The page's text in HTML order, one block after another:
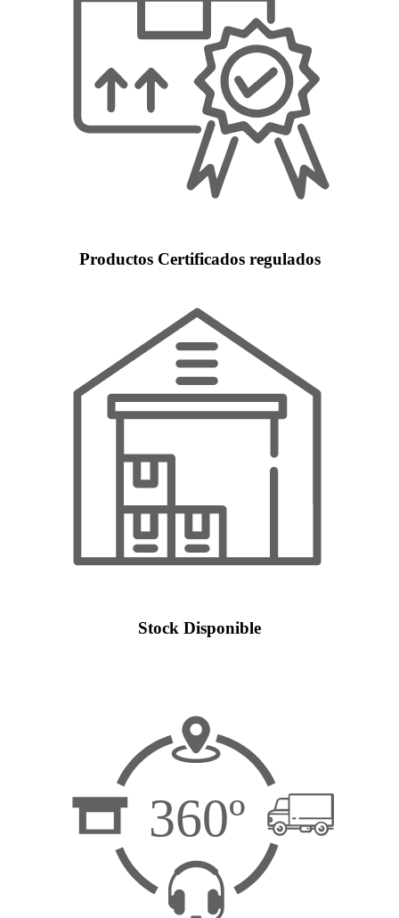
Productos Certificados regulados
Stock Disponible
360º